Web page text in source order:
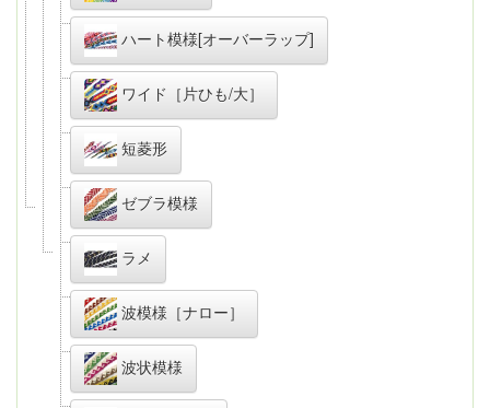
ハート模様[オーバーラップ]
ワイド［片ひも/大］
短菱形
ゼブラ模様
ラメ
波模様［ナロー］
波状模様